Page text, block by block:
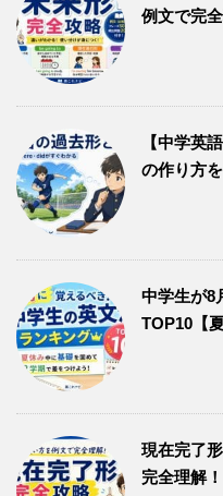
例文で完全
【中学英
の作り方
中学生が8
TOP10【
現在完了
完全理解！